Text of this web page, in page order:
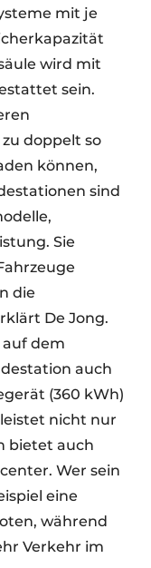
mit je
wird mit
sein.
doppelt so
können,
sind
Sie
die
De Jong.
auf dem
auch
(360 kWh)
nicht nur
bietet auch
Wer sein
eine
während
Verkehr im